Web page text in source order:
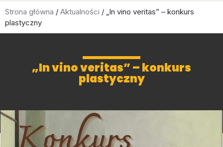
Strona główna / Aktualności / „In vino veritas” – konkurs
plastyczny
„In vino veritas” – konkurs
plastyczny